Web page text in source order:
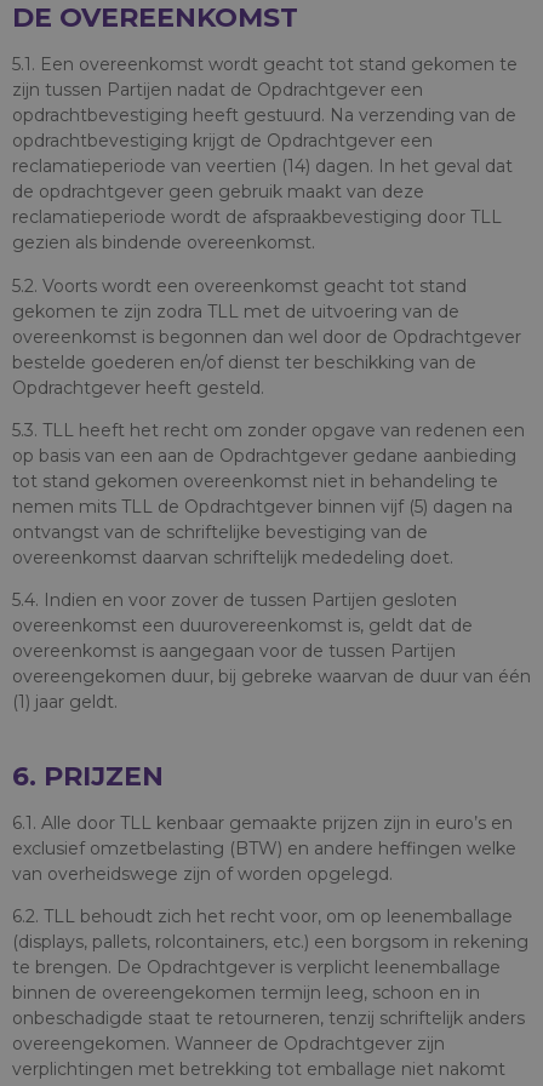
DE OVEREENKOMST
5.1. Een overeenkomst wordt geacht tot stand gekomen te
zijn tussen Partijen nadat de Opdrachtgever een
opdrachtbevestiging heeft gestuurd. Na verzending van de
opdrachtbevestiging krijgt de Opdrachtgever een
reclamatieperiode van veertien (14) dagen. In het geval dat
de opdrachtgever geen gebruik maakt van deze
reclamatieperiode wordt de afspraakbevestiging door TLL
gezien als bindende overeenkomst.
5.2. Voorts wordt een overeenkomst geacht tot stand
gekomen te zijn zodra TLL met de uitvoering van de
overeenkomst is begonnen dan wel door de Opdrachtgever
bestelde goederen en/of dienst ter beschikking van de
Opdrachtgever heeft gesteld.
5.3. TLL heeft het recht om zonder opgave van redenen een
op basis van een aan de Opdrachtgever gedane aanbieding
tot stand gekomen overeenkomst niet in behandeling te
nemen mits TLL de Opdrachtgever binnen vijf (5) dagen na
ontvangst van de schriftelijke bevestiging van de
overeenkomst daarvan schriftelijk mededeling doet.
5.4. Indien en voor zover de tussen Partijen gesloten
overeenkomst een duurovereenkomst is, geldt dat de
overeenkomst is aangegaan voor de tussen Partijen
overeengekomen duur, bij gebreke waarvan de duur van één
(1) jaar geldt.
6. PRIJZEN
6.1. Alle door TLL kenbaar gemaakte prijzen zijn in euro’s en
exclusief omzetbelasting (BTW) en andere heffingen welke
van overheidswege zijn of worden opgelegd.
6.2. TLL behoudt zich het recht voor, om op leenemballage
(displays, pallets, rolcontainers, etc.) een borgsom in rekening
te brengen. De Opdrachtgever is verplicht leenemballage
binnen de overeengekomen termijn leeg, schoon en in
onbeschadigde staat te retourneren, tenzij schriftelijk anders
overeengekomen. Wanneer de Opdrachtgever zijn
verplichtingen met betrekking tot emballage niet nakomt